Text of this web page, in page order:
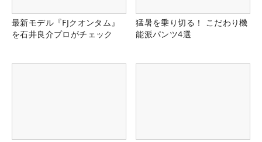
最新モデル『FJクオンタム』
を石井良介プロがチェック
猛暑を乗り切る！ こだわり機
能派パンツ4選